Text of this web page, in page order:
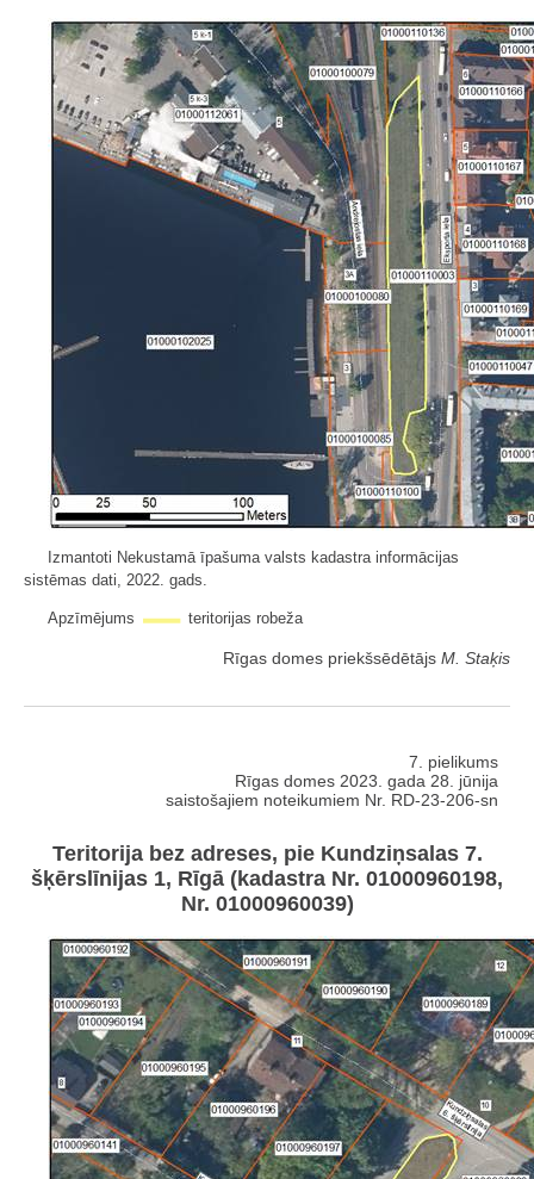
Izmantoti Nekustamā īpašuma valsts kadastra informācijas
sistēmas dati, 2022. gads.
Apzīmējums teritorijas robeža
Rīgas domes priekšsēdētājs M. Staķis
7. pielikums
Rīgas domes 2023. gada 28. jūnija
saistošajiem noteikumiem Nr. RD-23-206-sn
Teritorija bez adreses, pie Kundziņsalas 7.
šķērslīnijas 1, Rīgā (kadastra Nr. 01000960198,
Nr. 01000960039)